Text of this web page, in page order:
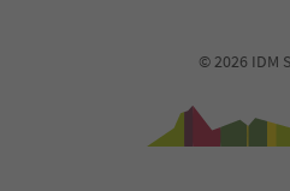
© 2026 IDM